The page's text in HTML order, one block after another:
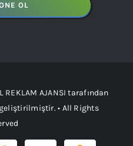
OL
REKLAM AJANSI tarafından
• All Rights